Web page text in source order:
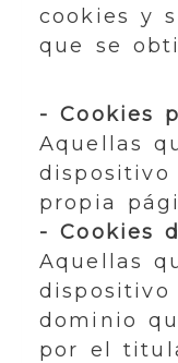
cookies y
que se
- Cookies
Aquellas
dispositivo
propia
- Cookies
Aquellas
dispositivo
dominio
por el